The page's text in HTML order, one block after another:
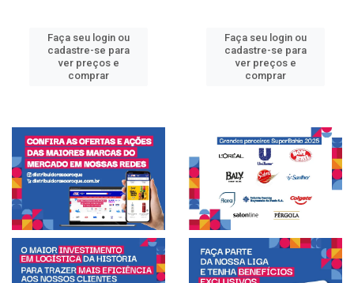
Faça seu login ou
cadastre-se para
ver preços e
comprar
Faça seu login ou
cadastre-se para
ver preços e
comprar